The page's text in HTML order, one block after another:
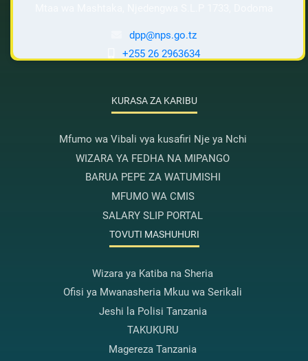
dpp@nps.go.tz
+255 26 2963634
KURASA ZA KARIBU
Mfumo wa Vibali vya kusafiri Nje ya Nchi
WIZARA YA FEDHA NA MIPANGO
BARUA PEPE ZA WATUMISHI
MFUMO WA CMIS
SALARY SLIP PORTAL
TOVUTI MASHUHURI
Wizara ya Katiba na Sheria
Ofisi ya Mwanasheria Mkuu wa Serikali
Jeshi la Polisi Tanzania
TAKUKURU
Magereza Tanzania